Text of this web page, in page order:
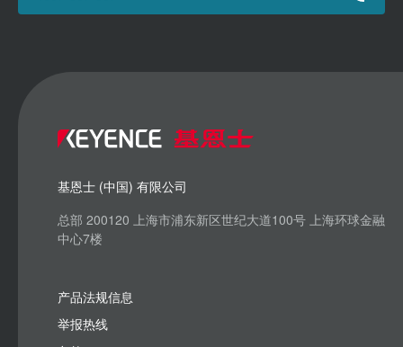
基恩士 (中国) 有限公司
总部 200120 上海市浦东新区世纪大道100号 上海环球金融
中心7楼
产品法规信息
举报热线